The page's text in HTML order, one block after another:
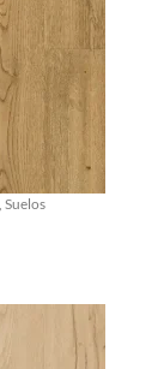
Suelos